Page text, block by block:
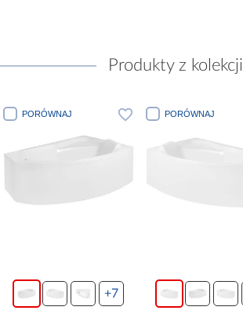
Produkty z kolekcji
PORÓWNAJ
+7
PORÓWNAJ